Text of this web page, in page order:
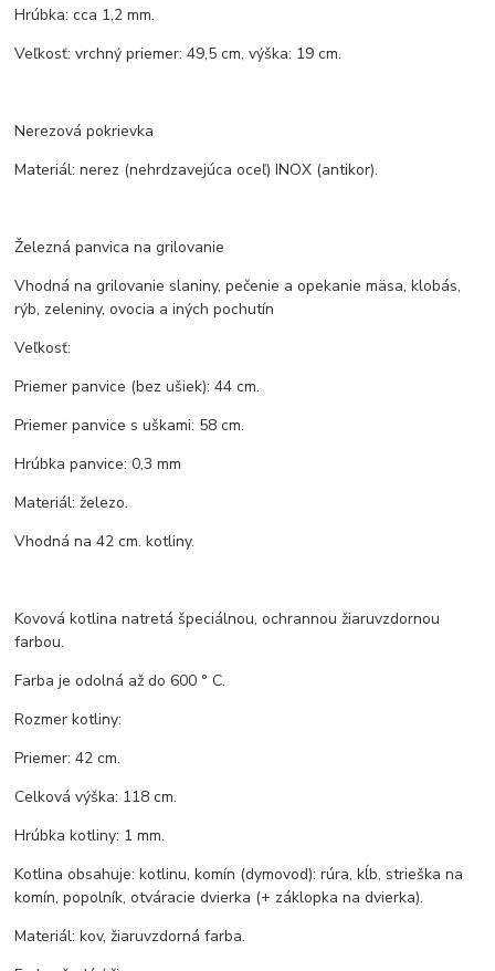
Hrúbka: cca 1,2 mm.
Veľkosť: vrchný priemer: 49,5 cm, výška: 19 cm.
Nerezová pokrievka
Materiál: nerez (nehrdzavejúca oceľ) INOX (antikor).
Železná panvica na grilovanie
Vhodná na grilovanie slaniny, pečenie a opekanie mäsa, klobás,
rýb, zeleniny, ovocia a iných pochutín
Veľkosť:
Priemer panvice (bez ušiek): 44 cm.
Priemer panvice s uškami: 58 cm.
Hrúbka panvice: 0,3 mm
Materiál: železo.
Vhodná na 42 cm. kotliny.
Kovová kotlina natretá špeciálnou, ochrannou žiaruvzdornou
farbou.
Farba je odolná až do 600 ° C.
Rozmer kotliny:
Priemer: 42 cm.
Celková výška: 118 cm.
Hrúbka kotliny: 1 mm.
Kotlina obsahuje: kotlinu, komín (dymovod): rúra, kĺb, strieška na
komín, popolník, otváracie dvierka (+ záklopka na dvierka).
Materiál: kov, žiaruvzdorná farba.